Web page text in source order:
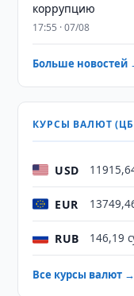
коррупцию
17:55 · 07/08
Больше новостей
КУРСЫ ВАЛЮТ (ЦБ,
USD
EUR
RUB 146,19
Все курсы валют →